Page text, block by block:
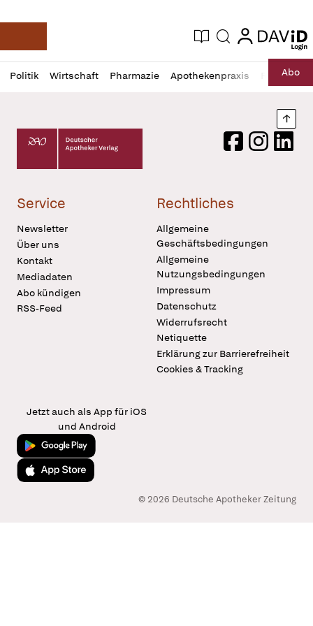
Deutsche Apotheker Zeitung
Aktuelle Ausgabe
Suche login
login
Politik Wirtschaft Pharmazie Apothekenpraxis RechtAbo
Profil
öffnen
Daz
Pur
Deutscher Apotheker Verlag Logo
FacebookInstagram
Service
Newsletter
Über uns
Kontakt
Mediadaten
Abo kündigen
RSS-Feed
Rechtliches
Allgemeine
Geschäftsbedingungen
Allgemeine
Nutzungsbedingungen
Impressum
Datenschutz
Widerrufsrecht
Netiquette
Erklärung zur Barrierefreiheit
Cookies & Tracking
Jetzt auch als App für iOS
und Android
Jetzt bei Google Play
Laden im App Store
© 2026 Deutsche Apotheker Zeitung